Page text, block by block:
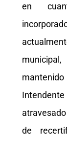
en
de